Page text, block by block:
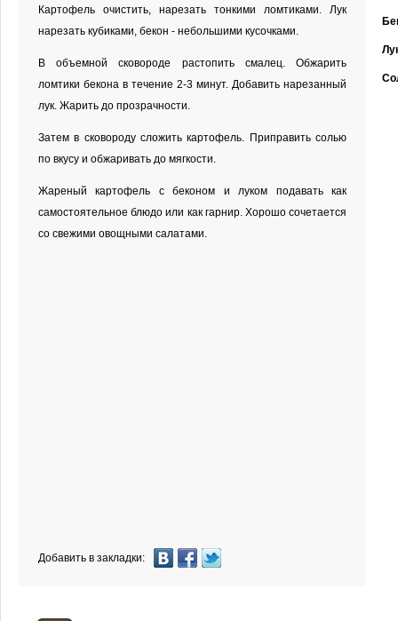
Картофель очистить, нарезать тонкими ломтиками. Лук
нарезать кубиками, бекон - небольшими кусочками.
В объемной сковороде растопить смалец. Обжарить
ломтики бекона в течение 2-3 минут. Добавить нарезанный
лук. Жарить до прозрачности.
Затем в сковороду сложить картофель. Приправить солью
по вкусу и обжаривать до мягкости.
Жареный картофель с беконом и луком подавать как
самостоятельное блюдо или как гарнир. Хорошо сочетается
со свежими овощными салатами.
Добавить в закладки: